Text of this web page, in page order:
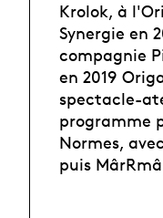
Krolok, à
Synergie en
compagnie
en 2019
spectacle-
programme
Normes,
puis